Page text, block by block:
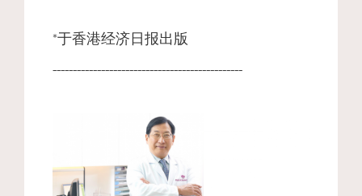
*于香港经济日报出版
-----------------------------------------------